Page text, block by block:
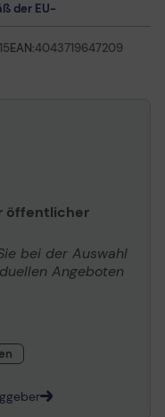
der EU-
EAN:4043719647209
öffentlicher
bei der Auswahl
Angeboten